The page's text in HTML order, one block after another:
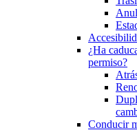
¿Ha
permiso?
Conducir